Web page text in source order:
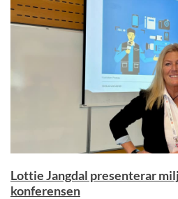
Lottie Jangdal presenterar
konferensen